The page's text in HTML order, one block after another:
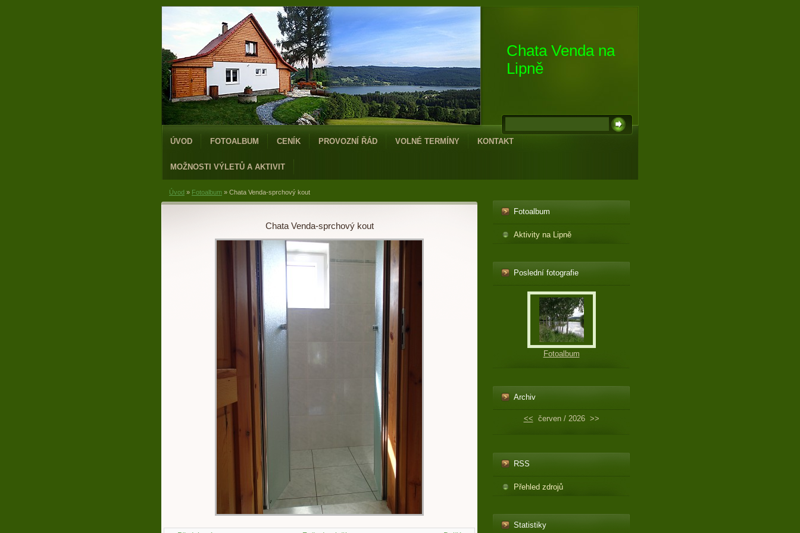
Chata Venda na
Lipně
ÚVOD FOTOALBUM CENÍK PROVOZNÍ ŘÁD VOLNÉ TERMÍNY KONTAKT
MOŽNOSTI VÝLETŮ A AKTIVIT
Úvod » Fotoalbum » Chata Venda-sprchový kout
Chata Venda-sprchový kout
Fotoalbum
Aktivity na Lipně
Poslední fotografie
Fotoalbum
Archiv
<< červen / 2026 >>
RSS
Přehled zdrojů
Statistiky